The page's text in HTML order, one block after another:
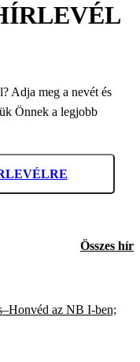
Adja meg a nevét és
Önnek a legjobb
Összes hír
az NB I-ben;